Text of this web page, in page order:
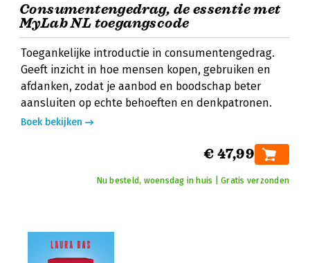
Consumentengedrag, de essentie met
MyLab NL toegangscode
Toegankelijke introductie in consumentengedrag.
Geeft inzicht in hoe mensen kopen, gebruiken en
afdanken, zodat je aanbod en boodschap beter
aansluiten op echte behoeften en denkpatronen.
Boek bekijken
€ 47,99
Nu besteld, woensdag in huis | Gratis verzonden